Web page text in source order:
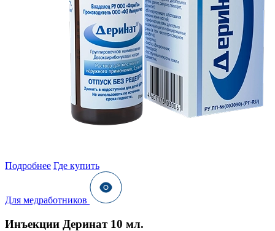
Подробнее Где купить
Для медработников
Инъекции Деринат 10 мл.